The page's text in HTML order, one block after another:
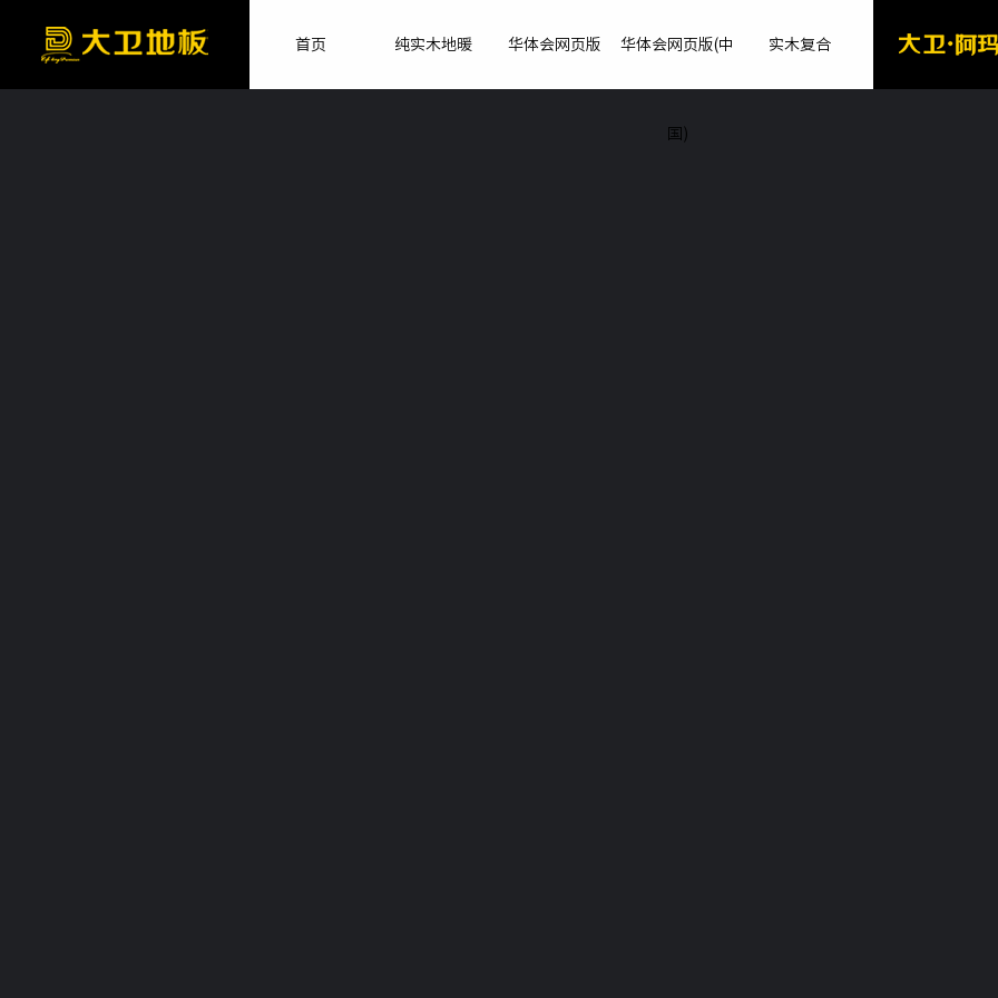
首页 纯实木地暖 华体会网页版 华体会网页版(中
国)
实木复合